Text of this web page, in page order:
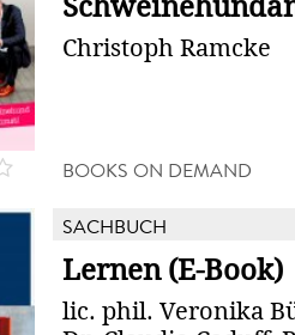
Christoph Ramcke
BOOKS ON DEMAND
SACHBUCH
Lernen (E-Book)
lic. phil. Veronika